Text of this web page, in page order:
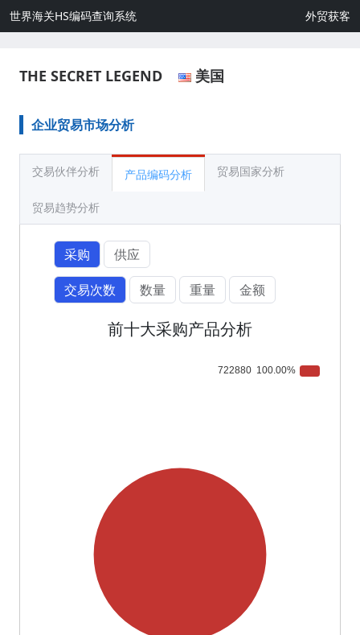
世界海关HS编码查询系统 外贸获客
THE SECRET LEGEND 美国
企业贸易市场分析
交易伙伴分析 产品编码分析 贸易国家分析
贸易趋势分析
采购
供应
交易次数
数量 重量 金额
前十大采购产品分析